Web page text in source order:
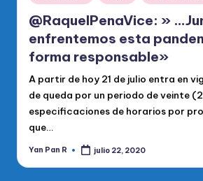
en
@RaquelPenaVice: »
enfrentemos esta
forma responsable»
A partir de hoy 21 de julio entra en
de queda por un periodo de veinte
especificaciones de horarios por
que…
Publicado
Yan Pan R julio 22, 2020